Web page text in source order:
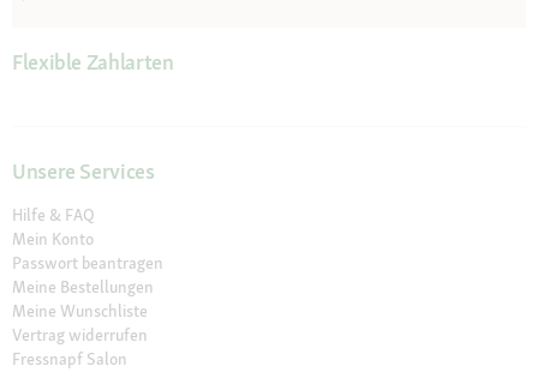
Flexible Zahlarten
Unsere Services
Hilfe & FAQ
Mein Konto
Passwort beantragen
Meine Bestellungen
Meine Wunschliste
Vertrag widerrufen
Fressnapf Salon